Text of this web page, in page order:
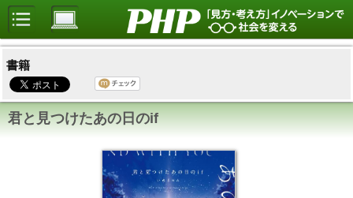
書籍
君と見つけたあの日のif